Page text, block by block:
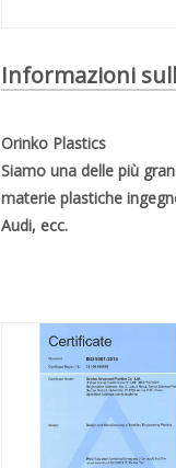
Informazioni
Orinko Plastics
Siamo una delle più
materie plastiche
Audi, ecc.